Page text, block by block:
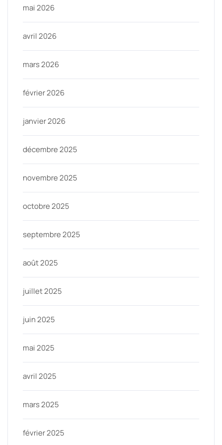
mai 2026
avril 2026
mars 2026
février 2026
janvier 2026
décembre 2025
novembre 2025
octobre 2025
septembre 2025
août 2025
juillet 2025
juin 2025
mai 2025
avril 2025
mars 2025
février 2025